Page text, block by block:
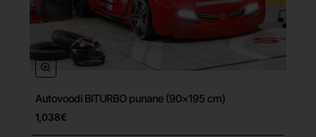
Tasuta tarne
Autovoodi BITURBO punane (90x195 cm)
1,038€